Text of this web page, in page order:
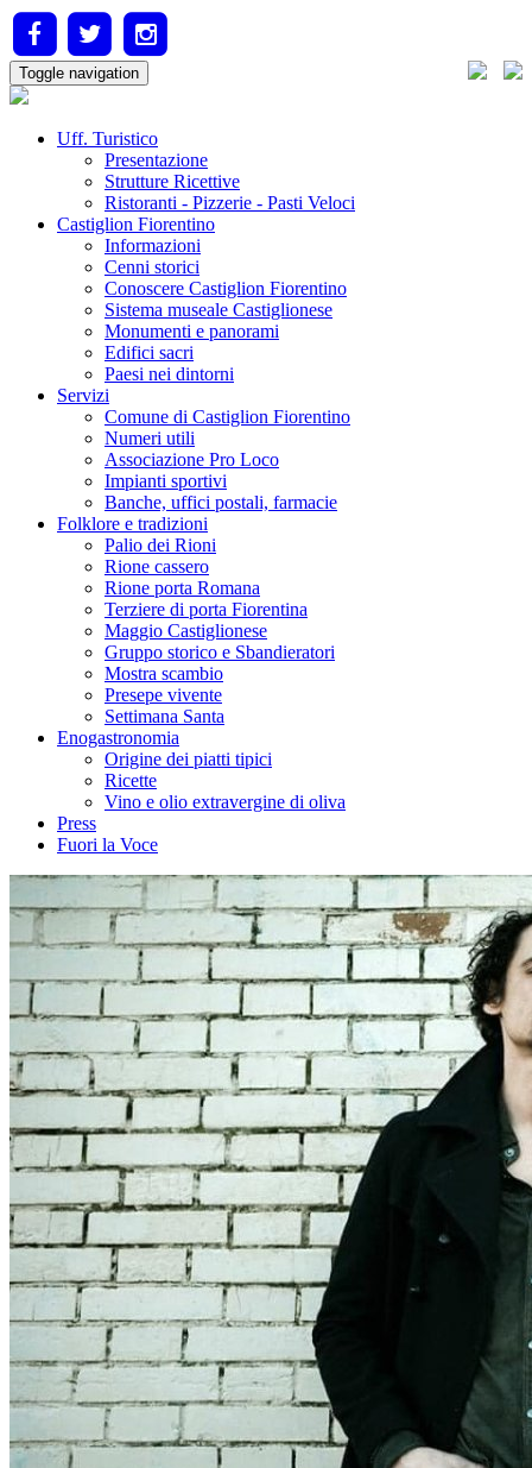
Toggle navigation
Uff. Turistico
Presentazione
Strutture Ricettive
Ristoranti - Pizzerie - Pasti Veloci
Castiglion Fiorentino
Informazioni
Cenni storici
Conoscere Castiglion Fiorentino
Sistema museale Castiglionese
Monumenti e panorami
Edifici sacri
Paesi nei dintorni
Servizi
Comune di Castiglion Fiorentino
Numeri utili
Associazione Pro Loco
Impianti sportivi
Banche, uffici postali, farmacie
Folklore e tradizioni
Palio dei Rioni
Rione cassero
Rione porta Romana
Terziere di porta Fiorentina
Maggio Castiglionese
Gruppo storico e Sbandieratori
Mostra scambio
Presepe vivente
Settimana Santa
Enogastronomia
Origine dei piatti tipici
Ricette
Vino e olio extravergine di oliva
Press
Fuori la Voce